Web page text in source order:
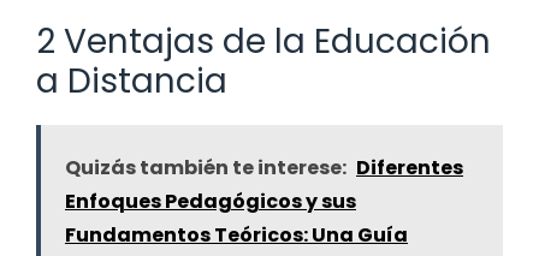
2 Ventajas de la Educación
a Distancia
Quizás también te interese: Diferentes
Enfoques Pedagógicos y sus
Fundamentos Teóricos: Una Guía